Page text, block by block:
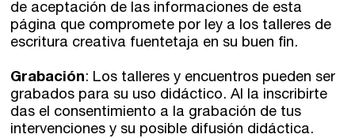
de aceptación de las informaciones de esta
página que compromete por ley a los talleres de
escritura creativa fuentetaja en su buen fin.
Grabación: Los talleres y encuentros pueden ser
grabados para su uso didáctico. Al la inscribirte
das el consentimiento a la grabación de tus
intervenciones y su posible difusión didáctica.